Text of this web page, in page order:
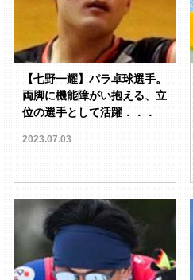
【七野一耀】パラ卓球選手。
両脚に機能障がい抱える、立
位の選手として活躍．．．
2023.07.03